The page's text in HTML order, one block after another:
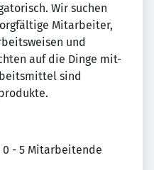
Wir suchen
Mitarbeiter,
und
auf die Dinge mit-
sind
0 - 5 Mitarbeitende